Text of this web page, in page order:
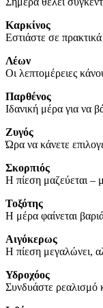
Καρκίνος
Εστιάστε σε
Λέων
Οι λεπτομέρειες
Παρθένος
Ιδανική μέρα για να
Ζυγός
Ώρα να κάνετε
Σκορπιός
Η πίεση μαζεύεται –
Τοξότης
Η μέρα φαίνεται
Αιγόκερως
Η πίεση μεγαλώνει,
Υδροχόος
Συνδυάστε ρεαλισμό